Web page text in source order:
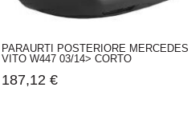
PARAURTI POSTERIORE MERCEDES
VITO W447 03/14> CORTO
187,12 €